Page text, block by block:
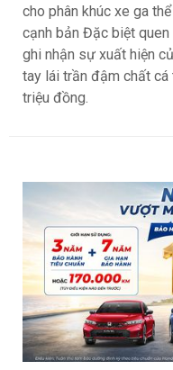
cho phân khúc xe ga
cạnh bản Đặc biệt
ghi nhận sự xuất hiện
tay lái trần đậm chất
triệu đồng.